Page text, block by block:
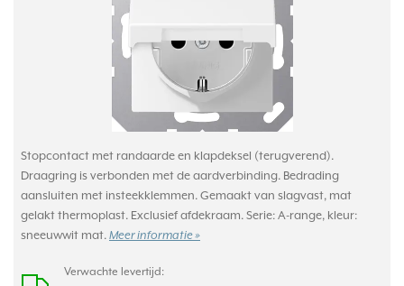
Stopcontact met randaarde en klapdeksel (terugverend).
Draagring is verbonden met de aardverbinding. Bedrading
aansluiten met insteekklemmen. Gemaakt van slagvast, mat
gelakt thermoplast. Exclusief afdekraam. Serie: A-range, kleur:
sneeuwwit mat. Meer informatie »
Verwachte levertijd: